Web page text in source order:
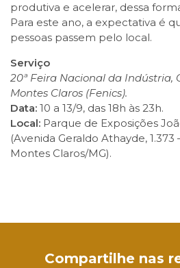
produtiva e acelerar, dessa
Para este ano, a expectativa é
pessoas passem pelo local.
Serviço
20ª Feira Nacional da Indústria,
Montes Claros (Fenics).
Data: 10 a 13/9, das 18h às 23h.
Local: Parque de Exposições
(Avenida Geraldo Athayde, 1.373
Montes Claros/MG).
Compartilhe nas